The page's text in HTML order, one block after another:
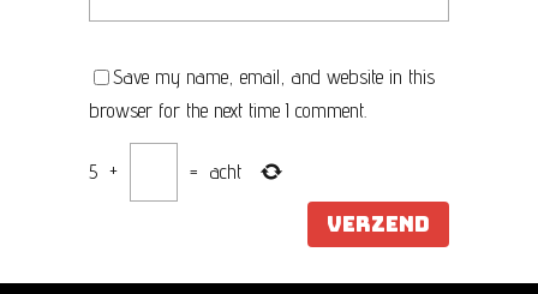
Save my name, email, and website in this
browser for the next time I comment.
5 + = acht